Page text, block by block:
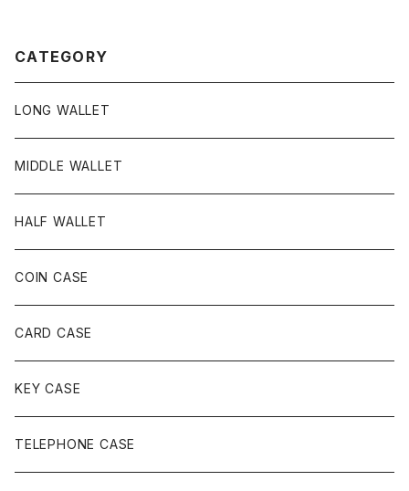
CATEGORY
LONG WALLET
MIDDLE WALLET
HALF WALLET
COIN CASE
CARD CASE
KEY CASE
TELEPHONE CASE